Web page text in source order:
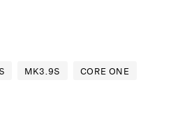
MK3.9S
CORE ONE